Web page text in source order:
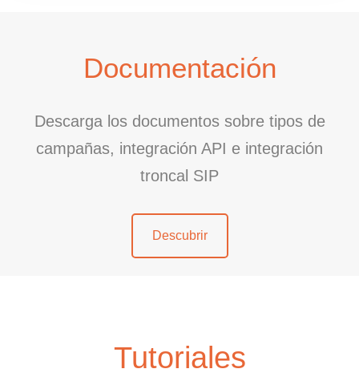
Documentación
Descarga los documentos sobre tipos de
campañas, integración API e integración
troncal SIP
Descubrir
Tutoriales